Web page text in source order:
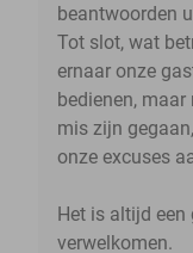
beantwoorden
Tot slot, wat
ernaar onze
bedienen,
mis zijn
onze excuses
Het is altijd een
verwelkomen.